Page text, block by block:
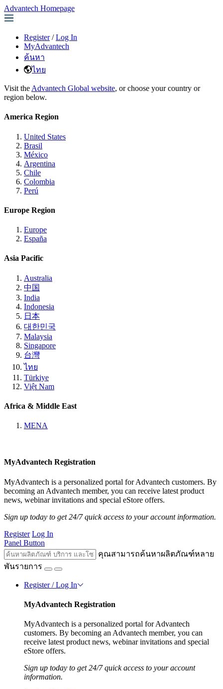
Advantech Homepage
Register / Log In
MyAdvantech
ค้นหา
ไทย
Visit the Advantech Global website, or choose your country or
region below.
America Region
United States
Brasil
México
Argentina
Chile
Colombia
Perú
Europe Region
Europe
España
Asia Pacific
Australia
中国
India
Indonesia
日本
대한민국
Malaysia
Singapore
台灣
ไทย
Türkiye
Việt Nam
Africa & Middle East
MENA
MyAdvantech Registration
MyAdvantech is a personalized portal for Advantech customers. By
becoming an Advantech member, you can receive latest product
news, webinar invitations and special eStore offers.
Sign up today to get 24/7 quick access to your account information.
Register Log In
Panel Button
คุณสามารถค้นหาผลิตภัณฑ์หลาย
พันรายการ
Register / Log In
MyAdvantech Registration
MyAdvantech is a personalized portal for Advantech
customers. By becoming an Advantech member, you can
receive latest product news, webinar invitations and special
eStore offers.
Sign up today to get 24/7 quick access to your account
information.